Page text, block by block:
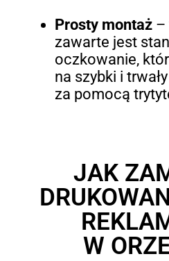
Prosty montaż –
zawarte jest
oczkowanie,
na szybki i
za pomocą
JAK
W